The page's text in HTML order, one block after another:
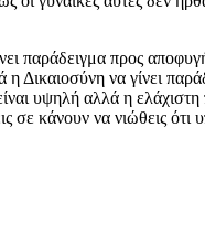
παράδειγμα προς
Δικαιοσύνη να γίνει
υψηλή αλλά η
σε κάνουν να νιώθεις ότι